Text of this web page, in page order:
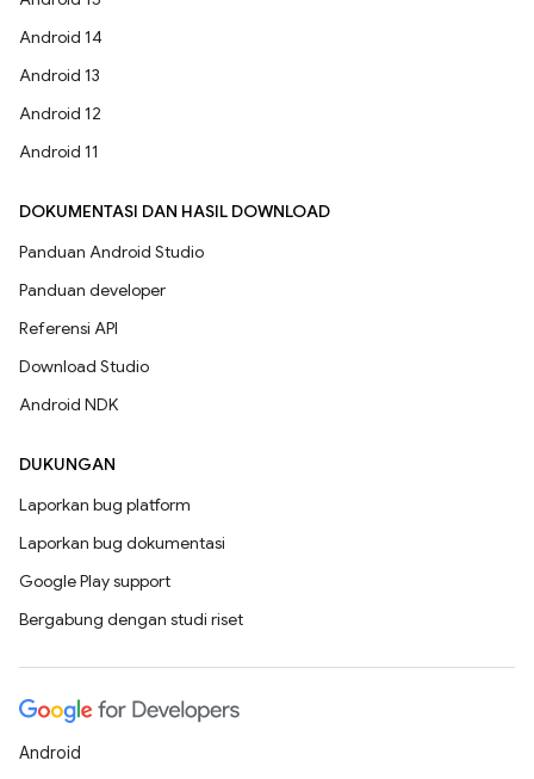
Android 14
Android 13
Android 12
Android 11
DOKUMENTASI DAN HASIL DOWNLOAD
Panduan Android Studio
Panduan developer
Referensi API
Download Studio
Android NDK
DUKUNGAN
Laporkan bug platform
Laporkan bug dokumentasi
Google Play support
Bergabung dengan studi riset
Android